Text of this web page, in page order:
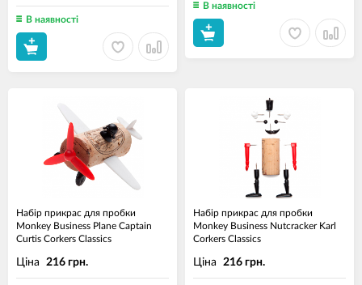
В наявності
В наявності
Набір прикрас для пробки
Monkey Business Plane Captain
Curtis Corkers Classics
Ціна 216 грн.
Набір прикрас для пробки
Monkey Business Nutcracker Karl
Corkers Classics
Ціна 216 грн.